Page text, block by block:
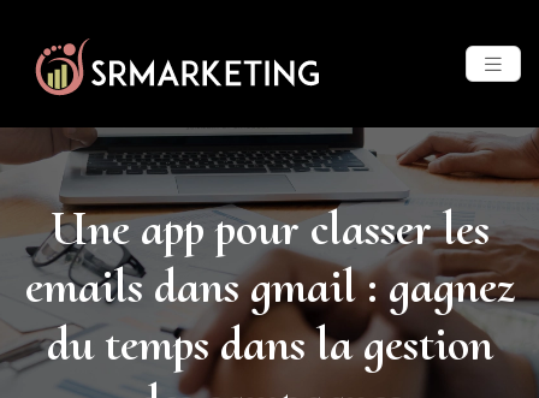
Une app pour classer les
emails dans gmail : gagnez
du temps dans la gestion